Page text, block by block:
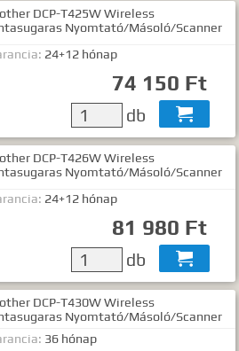
DCP-T425W Wireless
Nyomtató/Másoló/Scanner
24+12 hónap
74 150 Ft
db 
DCP-T426W Wireless
Nyomtató/Másoló/Scanner
24+12 hónap
81 980 Ft
db 
DCP-T430W Wireless
Nyomtató/Másoló/Scanner
36 hónap